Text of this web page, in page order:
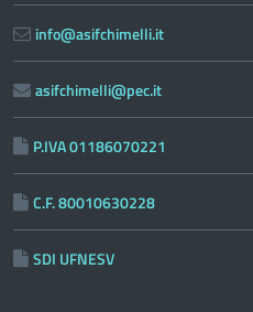
info@asifchimelli.it
asifchimelli@pec.it
P.IVA 01186070221
C.F. 80010630228
SDI UFNESV